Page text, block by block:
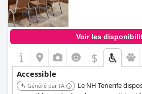
Voir les
$
Accessible
Généré par IA
Le NH Tenerife